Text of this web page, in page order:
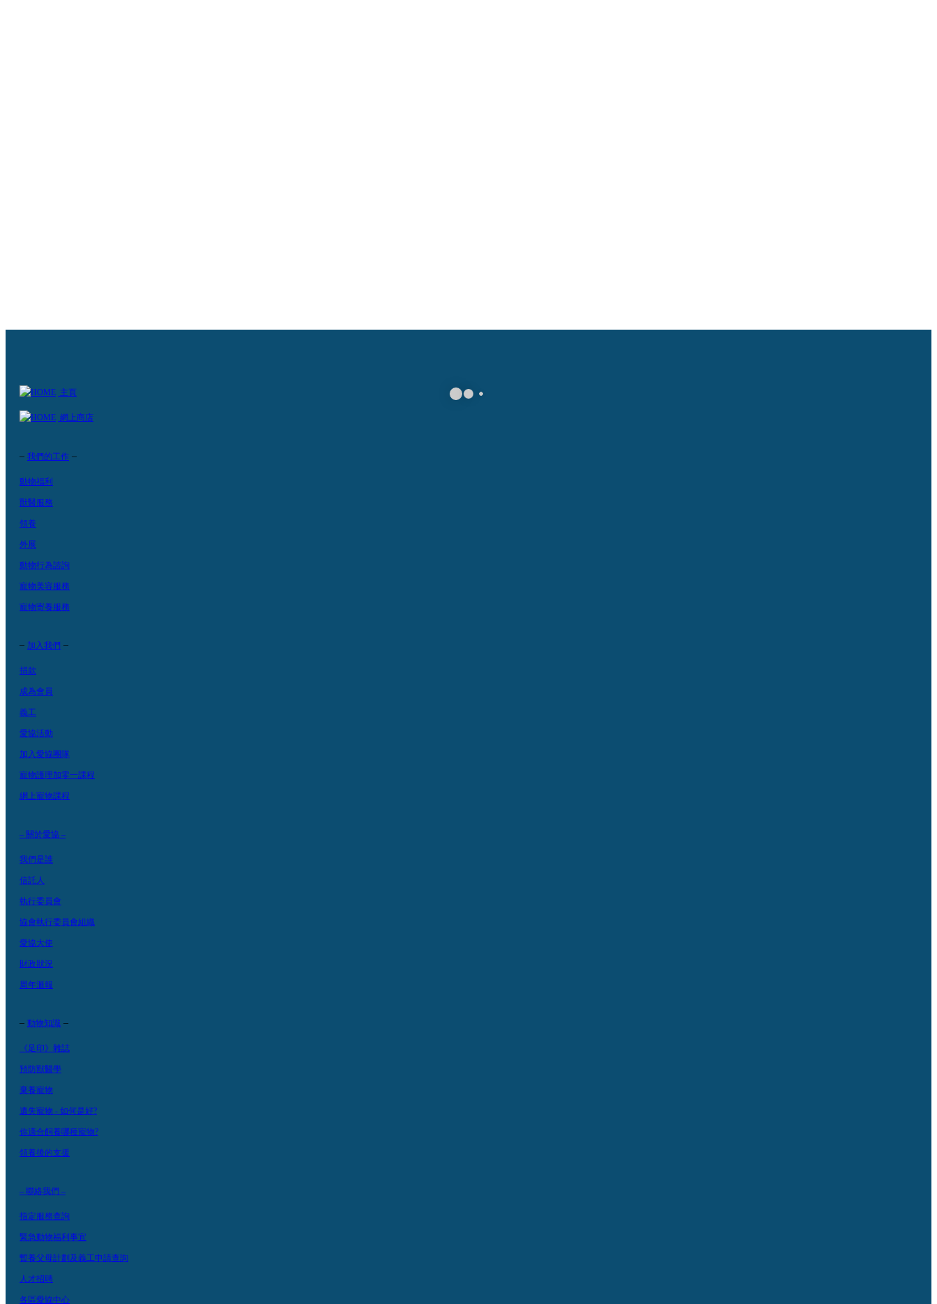
主頁
網上商店
– 我們的工作 –
動物福利
獸醫服務
領養
外展
動物行為諮詢
寵物美容服務
寵物寄養服務
– 加入我們 –
捐款
成為會員
義工
愛協活動
加入愛協團隊
寵物護理加零一課程
網上寵物課程
– 關於愛協 –
我們是誰
信託人
執行委員會
協會執行委員會組織
愛協大使
財政狀況
周年滙報
– 動物知識 –
《足印》雜誌
預防獸醫學
棄養寵物
遺失寵物 - 如何是好?
你適合飼養哪種寵物?
領養後的支援
– 聯絡我們 –
指定服務查詢
緊急動物福利事宜
暫養父母計劃及義工申請查詢
人才招聘
各區愛協中心